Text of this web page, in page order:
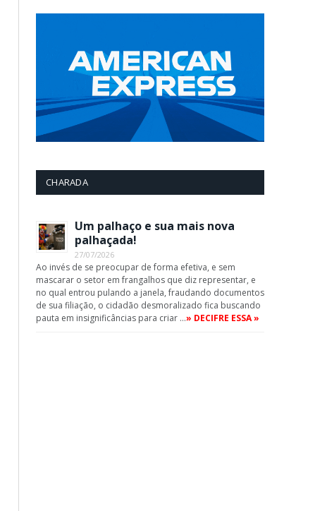
CHARADA
Um palhaço e sua mais nova
palhaçada!
27/07/2026
Ao invés de se preocupar de forma efetiva, e sem
mascarar o setor em frangalhos que diz representar, e
no qual entrou pulando a janela, fraudando documentos
de sua filiação, o cidadão desmoralizado fica buscando
pauta em insignificâncias para criar …» DECIFRE ESSA »